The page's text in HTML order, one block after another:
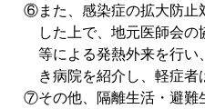
⑥また、感染症の拡大防止
した上で、地元医師会
等による発熱外来を行い
き病院を紹介し、軽症者
⑦その他、隔離生活・避難